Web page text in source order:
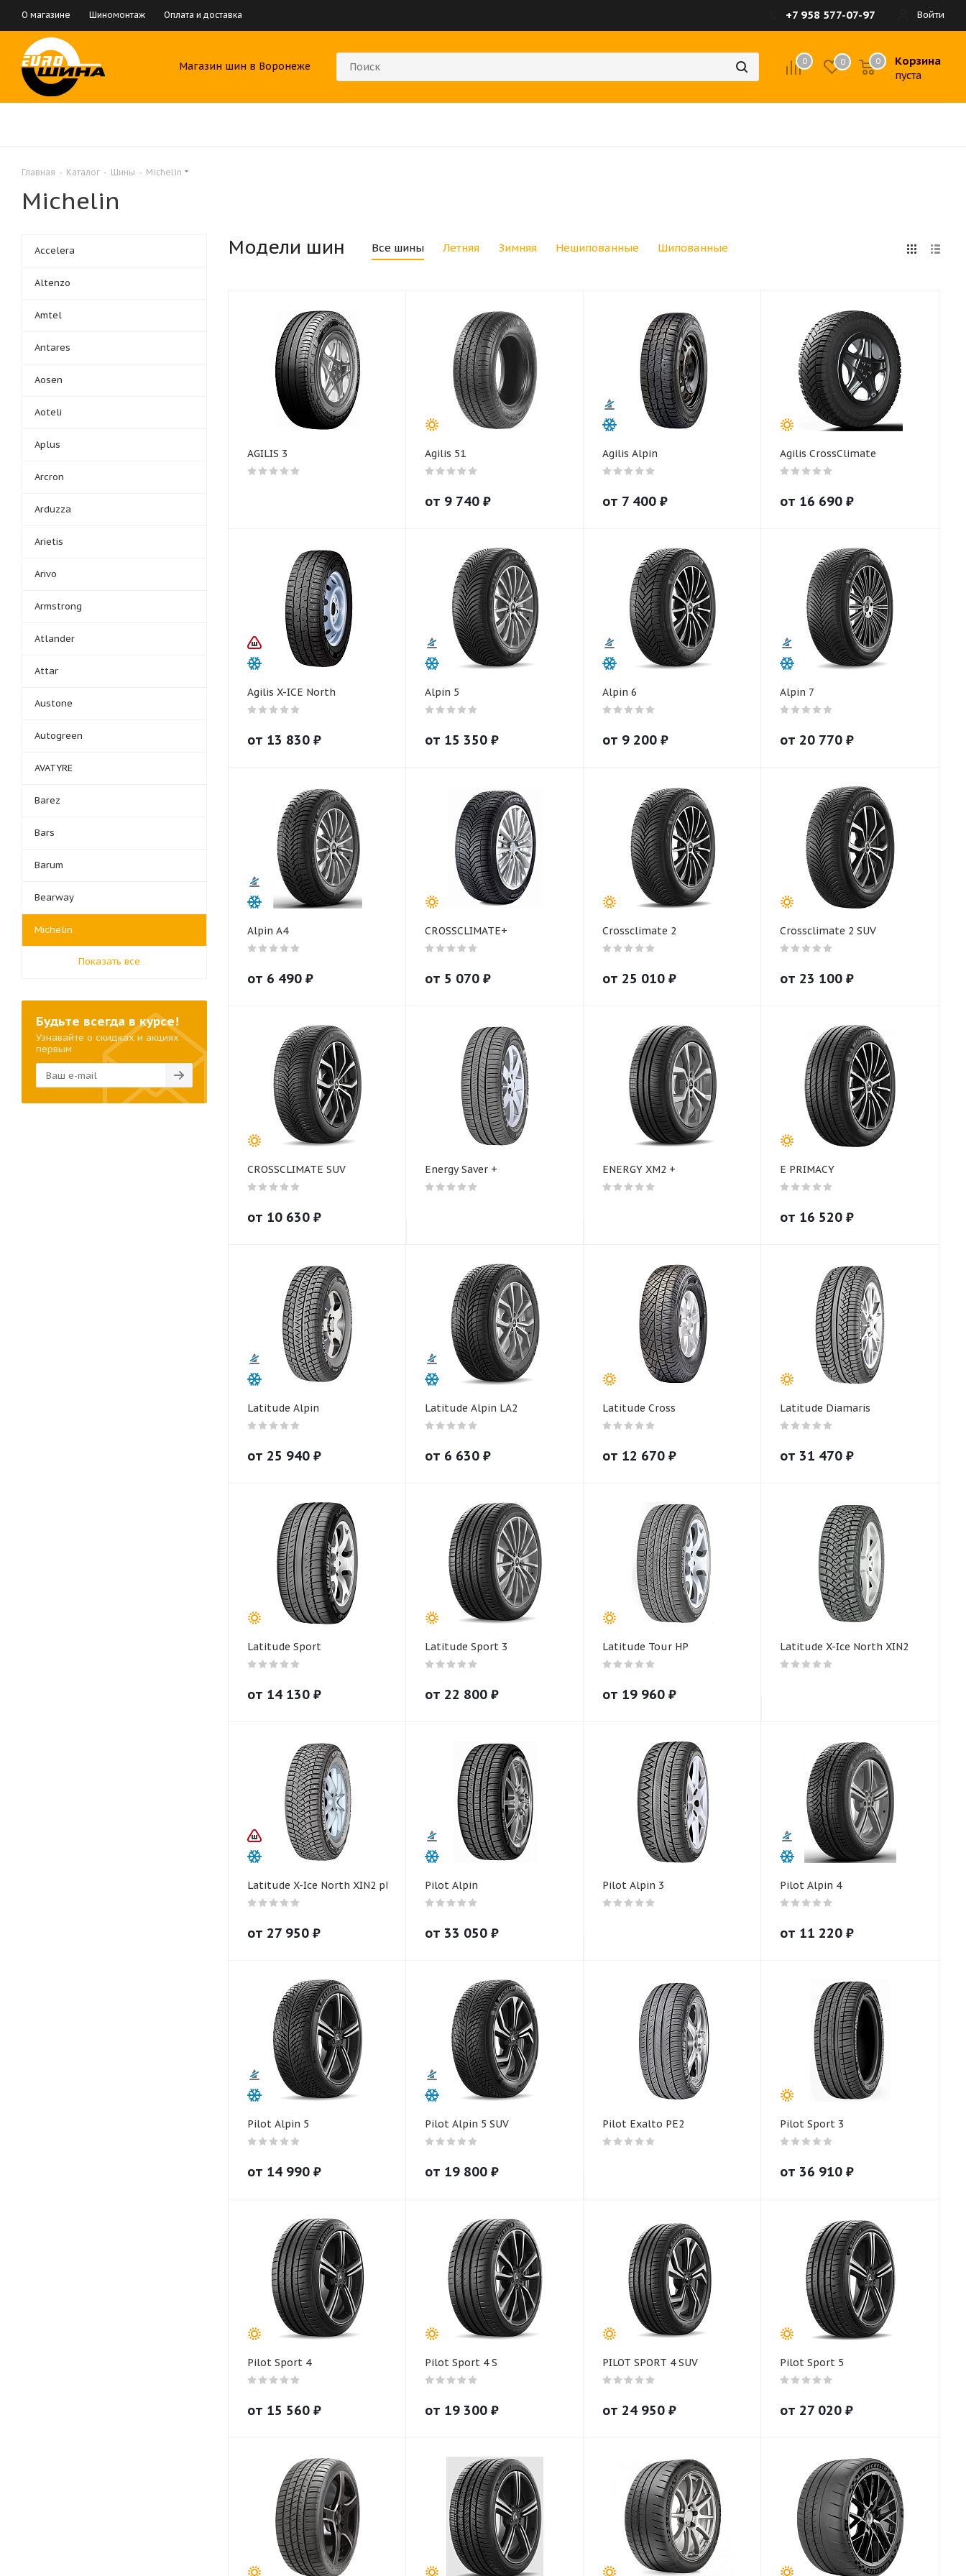
О магазине Шиномонтаж Оплата и доставка Войти
+7 958 577-07-97
Магазин шин в Воронеже 0 0 Корзина
пуста
0
Главная - Каталог - Шины - Michelin
Michelin
Модели шин Все шины Летняя Зимняя Нешипованные Шипованные
AGILIS 3 Agilis 51
от 9 740 ₽
Agilis Alpin
от 7 400 ₽
Agilis CrossClimate
от 16 690 ₽
Agilis X-ICE North
от 13 830 ₽
Alpin 5
от 15 350 ₽
Alpin 6
от 9 200 ₽
Alpin 7
от 20 770 ₽
Alpin A4
от 6 490 ₽
CROSSCLIMATE+
от 5 070 ₽
Crossclimate 2
от 25 010 ₽
Crossclimate 2 SUV
от 23 100 ₽
CROSSCLIMATE SUV
от 10 630 ₽
Energy Saver + ENERGY XM2 + E PRIMACY
от 16 520 ₽
Latitude Alpin
от 25 940 ₽
Latitude Alpin LA2
от 6 630 ₽
Latitude Cross
от 12 670 ₽
Latitude Diamaris
от 31 470 ₽
Latitude Sport
от 14 130 ₽
Latitude Sport 3
от 22 800 ₽
Latitude Tour HP
от 19 960 ₽
Latitude X-Ice North XIN2
Latitude X-Ice North XIN2 plus
от 27 950 ₽
Pilot Alpin
от 33 050 ₽
Pilot Alpin 3 Pilot Alpin 4
от 11 220 ₽
Pilot Alpin 5
от 14 990 ₽
Pilot Alpin 5 SUV
от 19 800 ₽
Pilot Exalto PE2 Pilot Sport 3
от 36 910 ₽
Pilot Sport 4
от 15 560 ₽
Pilot Sport 4 S
от 19 300 ₽
PILOT SPORT 4 SUV
от 24 950 ₽
Pilot Sport 5
от 27 020 ₽
Accelera
Altenzo
Amtel
Antares
Aosen
Aoteli
Aplus
Arcron
Arduzza
Arietis
Arivo
Armstrong
Atlander
Attar
Austone
Autogreen
AVATYRE
Barez
Bars
Barum
Bearway
Michelin
Показать все
Будьте всегда в курсе!
Узнавайте о скидках и акциях
первым